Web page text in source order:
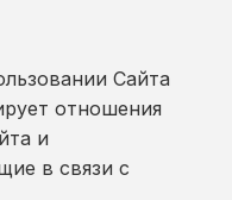
Сайта
отношения
и
в связи с